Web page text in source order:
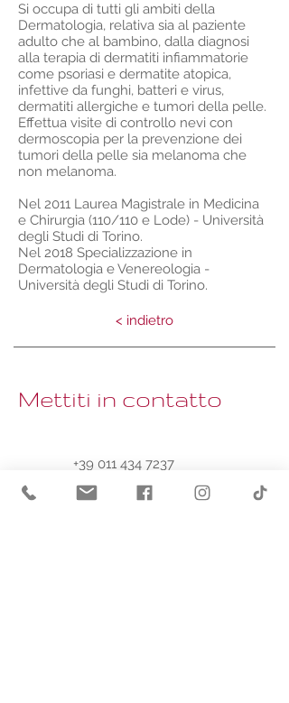
Si occupa di tutti gli ambiti della
Dermatologia, relativa sia al paziente
adulto che al bambino, dalla diagnosi
alla terapia di dermatiti infiammatorie
come psoriasi e dermatite atopica,
infettive da funghi, batteri e virus,
dermatiti allergiche e tumori della pelle.
Effettua visite di controllo nevi con
dermoscopia per la prevenzione dei
tumori della pelle sia melanoma che
non melanoma.
Nel 2011 Laurea Magistrale in Medicina
e Chirurgia (110/110 e Lode) - Università
degli Studi di Torino.
Nel 2018 Specializzazione in
Dermatologia e Venereologia -
Università degli Studi di Torino.
< indietro
Mettiti in contatto
+39 011 434 7237